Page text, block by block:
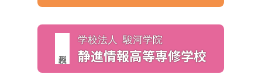
学校法人 駿河学院
静進情報高等専修学校